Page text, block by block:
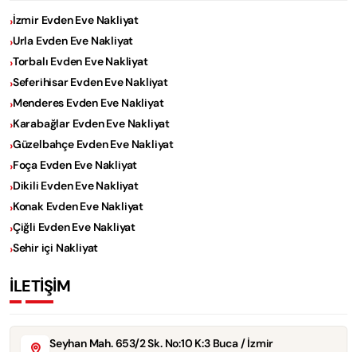
İzmir Evden Eve Nakliyat
Urla Evden Eve Nakliyat
Torbalı Evden Eve Nakliyat
Seferihisar Evden Eve Nakliyat
Menderes Evden Eve Nakliyat
Karabağlar Evden Eve Nakliyat
Güzelbahçe Evden Eve Nakliyat
Foça Evden Eve Nakliyat
Dikili Evden Eve Nakliyat
Konak Evden Eve Nakliyat
Çiğli Evden Eve Nakliyat
Sehir içi Nakliyat
İLETİŞİM
Seyhan Mah. 653/2 Sk. No:10 K:3 Buca / İzmir